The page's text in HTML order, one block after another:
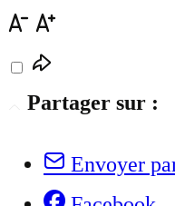
Partager sur :
Envoyer